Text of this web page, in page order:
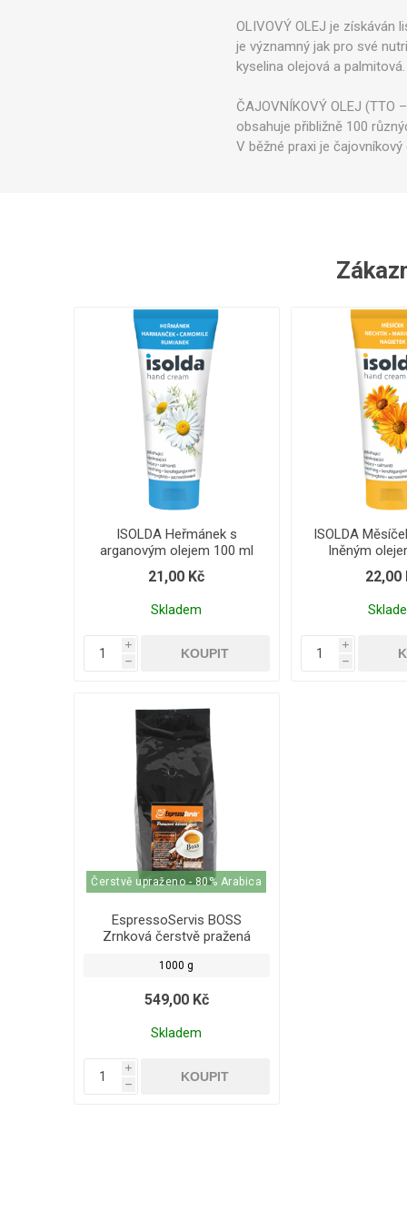
OLIVOVÝ OLEJ je získáván
je významný jak pro své
kyselina olejová a
ČAJOVNÍKOVÝ OLEJ
obsahuje přibližně 100
V běžné praxi je
ISOLDA Heřmánek s
arganovým olejem 100 ml
21,00 Kč
Skladem
i
h
ISOLDA
lněným
22,00
i
h
Čerstvě upraženo - 80% Arabica
EspressoServis BOSS
Zrnková čerstvě pražená
1000 g
549,00 Kč
Skladem
i
h